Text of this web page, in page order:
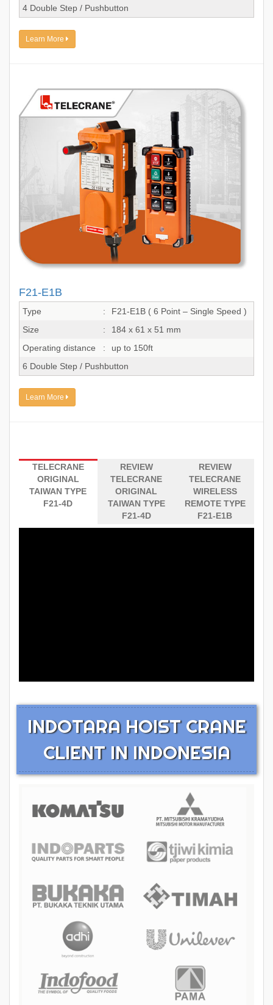
4 Double Step / Pushbutton
Learn More
F21-E1B
Type :
F21-E1B ( 6 Point – Single Speed )
Size
:
184 x 61 x 51 mm
Operating distance
:
up to 150ft
6 Double Step / Pushbutton
Learn More
TELECRANE
ORIGINAL
TAIWAN TYPE
F21-4D
REVIEW
TELECRANE
ORIGINAL
TAIWAN TYPE
F21-4D
REVIEW
TELECRANE
WIRELESS
REMOTE TYPE
F21-E1B
INDOTARA HOIST CRANE
CLIENT IN INDONESIA